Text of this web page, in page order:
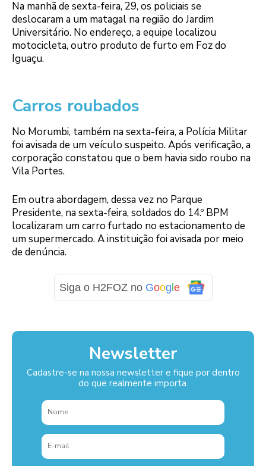
Na manhã de sexta-feira, 29, os policiais se
deslocaram a um matagal na região do Jardim
Universitário. No endereço, a equipe localizou
motocicleta, outro produto de furto em Foz do
Iguaçu.
Carros roubados
No Morumbi, também na sexta-feira, a Polícia Militar
foi avisada de um veículo suspeito. Após verificação, a
corporação constatou que o bem havia sido roubo na
Vila Portes.
Em outra abordagem, dessa vez no Parque
Presidente, na sexta-feira, soldados do 14.º BPM
localizaram um carro furtado no estacionamento de
um supermercado. A instituição foi avisada por meio
de denúncia.
Siga o H2FOZ no Goog e
Newsletter
Cadastre-se na nossa newsletter e fique por dentro
do que realmente importa.